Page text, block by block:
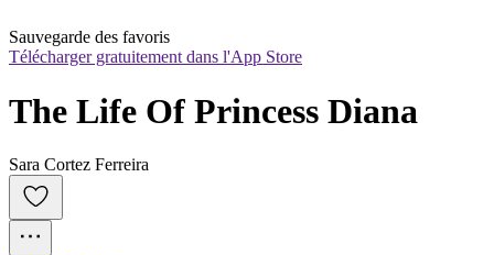
Sauvegarde des favoris
Télécharger gratuitement dans l'App Store
The Life Of Princess Diana
Sara Cortez Ferreira